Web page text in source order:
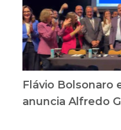
Flávio Bolsonaro
anuncia Alfredo